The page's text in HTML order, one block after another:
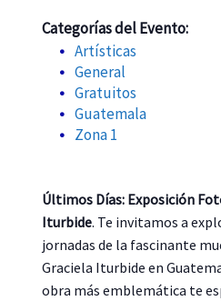
Categorías del Evento:
Artísticas
General
Gratuitos
Guatemala
Zona 1
Últimos Días: Exposición
Iturbide. Te invitamos a
jornadas de la fascinante
Graciela Iturbide en
obra más emblemática te